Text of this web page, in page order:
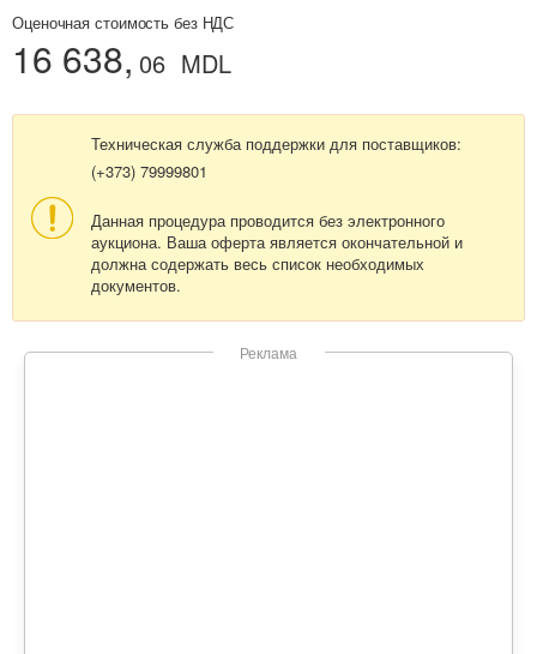
Оценочная стоимость без НДС
16 638, 06 MDL
Техническая служба поддержки для поставщиков:
(+373) 79999801
Данная процедура проводится без электронного
аукциона. Ваша оферта является окончательной и
должна содержать весь список необходимых
документов.
Реклама